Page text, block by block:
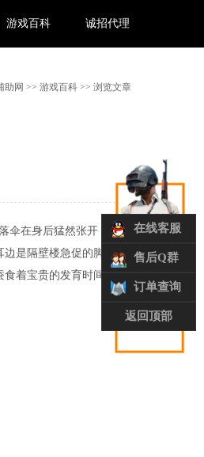
游戏百科 诚招代理
助网 >> 游戏百科 >> 浏览文章
伞在身后猛然张开，
是隔壁楼急促的脚步
着宝贵的发育时间。
在线客服
售后Q群
订单查询
返回顶部